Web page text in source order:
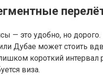
— это удобно, но
Дубае может стоить
короткий
виза.